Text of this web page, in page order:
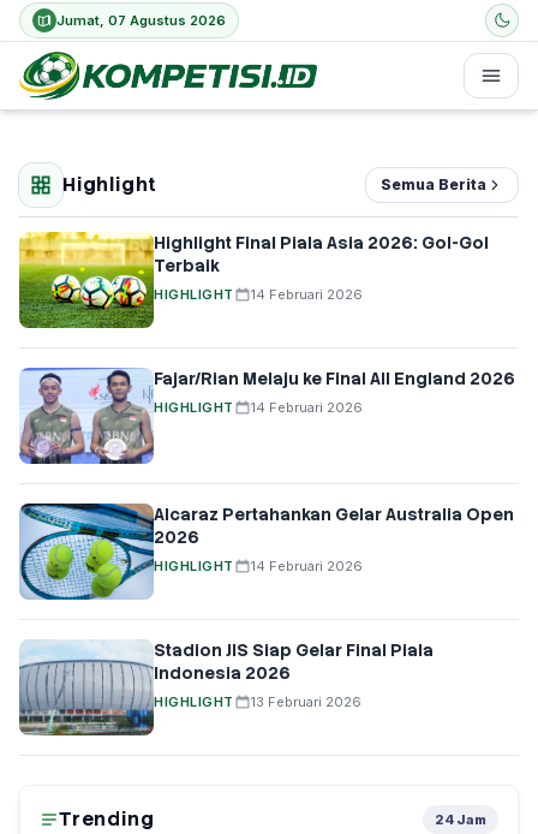
Jumat, 07 Agustus 2026
Highlight Semua Berita
Highlight Final Piala Asia 2026: Gol-Gol
Terbaik
HIGHLIGHT 14 Februari 2026
Fajar/Rian Melaju ke Final All England 2026
HIGHLIGHT 14 Februari 2026
Alcaraz Pertahankan Gelar Australia Open
2026
HIGHLIGHT 14 Februari 2026
Stadion JIS Siap Gelar Final Piala
Indonesia 2026
HIGHLIGHT 13 Februari 2026
Trending 24 Jam